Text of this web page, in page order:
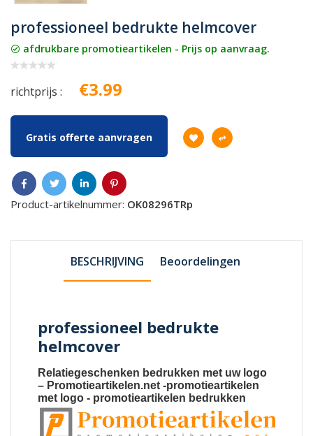
professioneel bedrukte helmcover
afdrukbare promotieartikelen - Prijs op aanvraag.
richtprijs : €3.99
Gratis offerte aanvragen
Product-artikelnummer: OK08296TRp
BESCHRIJVING Beoordelingen
professioneel bedrukte
helmcover
Relatiegeschenken bedrukken met uw logo
– Promotieartikelen.net -promotieartikelen
met logo - promotieartikelen bedrukken